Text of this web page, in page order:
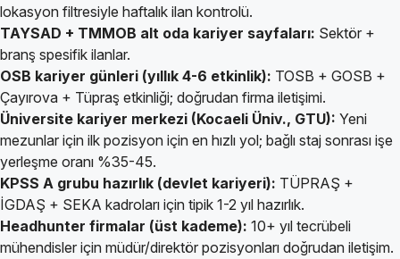
lokasyon filtresiyle haftalık ilan kontrolü.
TAYSAD + TMMOB alt oda kariyer sayfaları: Sektör +
branş spesifik ilanlar.
OSB kariyer günleri (yıllık 4-6 etkinlik): TOSB + GOSB +
Çayırova + Tüpraş etkinliği; doğrudan firma iletişimi.
Üniversite kariyer merkezi (Kocaeli Üniv., GTU): Yeni
mezunlar için ilk pozisyon için en hızlı yol; bağlı staj sonrası işe
yerleşme oranı %35-45.
KPSS A grubu hazırlık (devlet kariyeri): TÜPRAŞ +
İGDAŞ + SEKA kadroları için tipik 1-2 yıl hazırlık.
Headhunter firmalar (üst kademe): 10+ yıl tecrübeli
mühendisler için müdür/direktör pozisyonları doğrudan iletişim.